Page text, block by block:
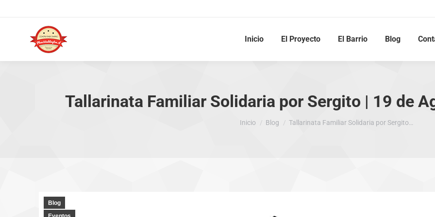
Inicio El Proyecto El Barrio Blog
Tallarinata Familiar Solidaria por Sergito | 19 de
Estás aquí:
Inicio Blog Tallarinata Familiar Solidaria por Sergito…
Blog